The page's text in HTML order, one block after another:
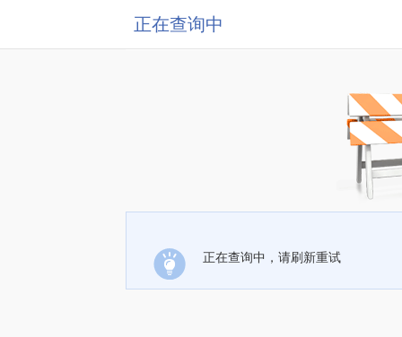
正在查询中
正在查询中，请刷新重试